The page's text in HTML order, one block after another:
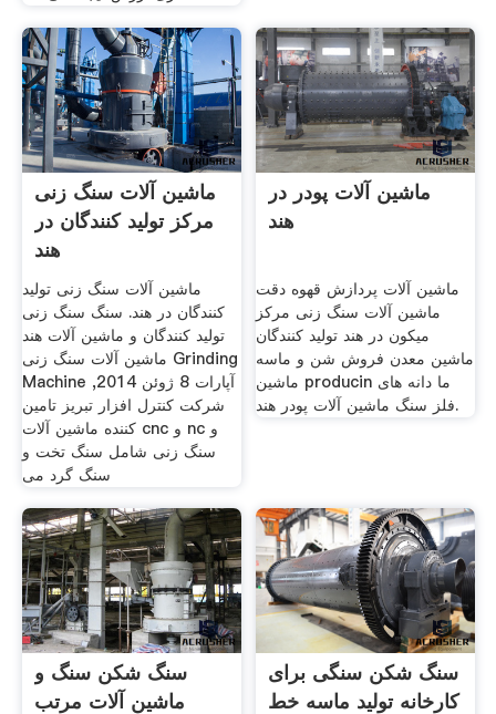
ماشین آلات سنگ زنی
مرکز تولید کنندگان در
هند
ماشین آلات سنگ زنی تولید
کنندگان در هند. سنگ سنگ زنی
تولید کنندگان و ماشین آلات هند
ماشین آلات سنگ زنی Grinding
Machine آپارات 8 ژوئن 2014,
شرکت کنترل افزار تبریز تامین
کننده ماشین آلات cnc و nc و
سنگ زنی شامل سنگ تخت و
سنگ گرد می
ماشین آلات پودر در
هند
ماشین آلات پردازش قهوه دقت
ماشین آلات سنگ زنی مرکز
میکون در هند تولید کنندگان
ماشین معدن فروش شن و ماسه
ماشین producin ما دانه های
فلز سنگ ماشین آلات پودر هند.
سنگ شکن سنگ و
ماشین آلات مرتب
سنگ شکن سنگی برای
کارخانه تولید ماسه خط